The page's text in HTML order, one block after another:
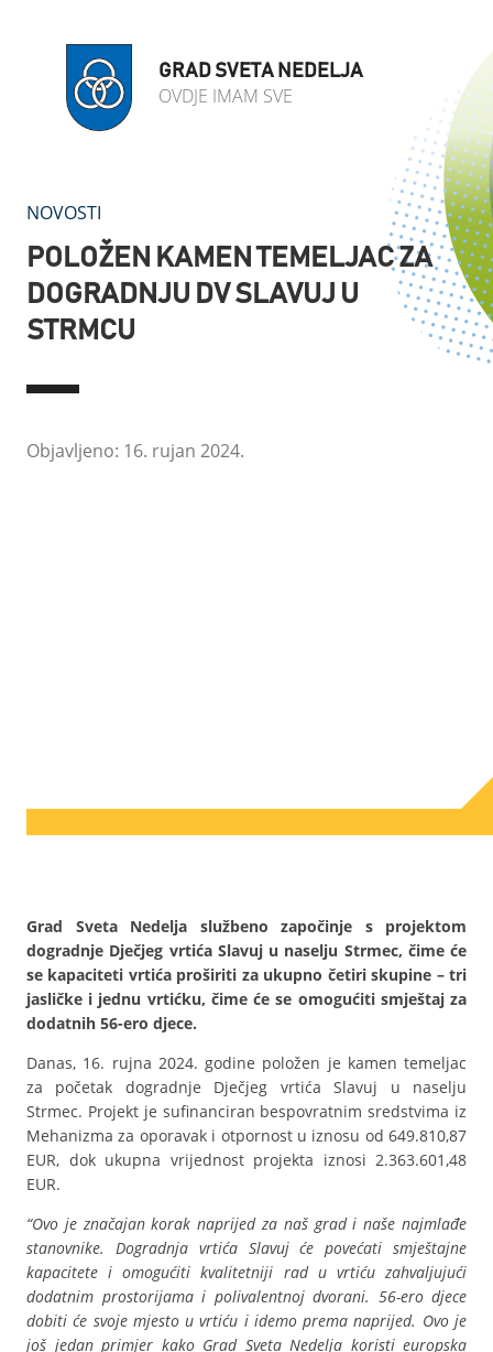
GRAD SVETA NEDELJA
OVDJE IMAM SVE
NOVOSTI
POLOŽEN KAMEN TEMELJAC ZA
DOGRADNJU DV SLAVUJ U
STRMCU
Objavljeno: 16. rujan 2024.
Grad Sveta Nedelja službeno započinje s projektom
dogradnje Dječjeg vrtića Slavuj u naselju Strmec, čime će
se kapaciteti vrtića proširiti za ukupno četiri skupine – tri
jasličke i jednu vrtićku, čime će se omogućiti smještaj za
dodatnih 56-ero djece.
Danas, 16. rujna 2024. godine položen je kamen temeljac
za početak dogradnje Dječjeg vrtića Slavuj u naselju
Strmec. Projekt je sufinanciran bespovratnim sredstvima iz
Mehanizma za oporavak i otpornost u iznosu od 649.810,87
EUR, dok ukupna vrijednost projekta iznosi 2.363.601,48
EUR.
“Ovo je značajan korak naprijed za naš grad i naše najmlađe
stanovnike. Dogradnja vrtića Slavuj će povećati smještajne
kapacitete i omogućiti kvalitetniji rad u vrtiću zahvaljujući
dodatnim prostorijama i polivalentnoj dvorani. 56-ero djece
dobiti će svoje mjesto u vrtiću i idemo prema naprijed. Ovo je
još jedan primjer kako Grad Sveta Nedelja koristi europska